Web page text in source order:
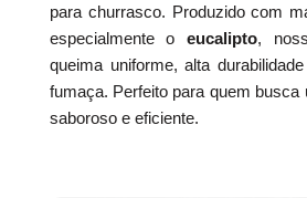
para churrasco. Produzido com
especialmente oeucalipto,
queima uniforme, alta
fumaça. Perfeito para quem busca
saboroso e eficiente.